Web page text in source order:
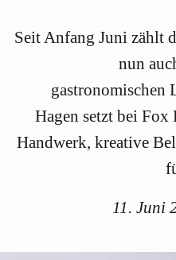
Seit Anfang Juni zählt
nun
gastronomischen
Hagen setzt bei Fox
Handwerk, kreative
11. Juni